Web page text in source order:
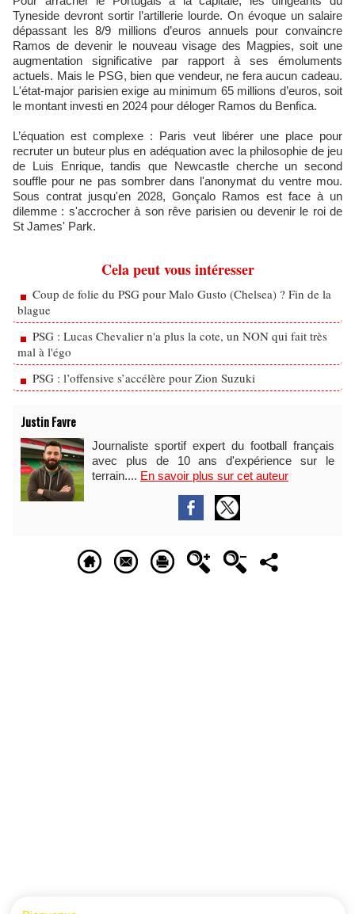
Tyneside devront sortir l’artillerie lourde. On évoque un salaire
dépassant les 8/9 millions d’euros annuels pour convaincre
Ramos de devenir le nouveau visage des Magpies, soit une
augmentation significative par rapport à ses émoluments
actuels. Mais le PSG, bien que vendeur, ne fera aucun cadeau.
L'état-major parisien exige au minimum 65 millions d’euros, soit
le montant investi en 2024 pour déloger Ramos du Benfica.
L’équation est complexe : Paris veut libérer une place pour
recruter un buteur plus en adéquation avec la philosophie de jeu
de Luis Enrique, tandis que Newcastle cherche un second
souffle pour ne pas sombrer dans l'anonymat du ventre mou.
Sous contrat jusqu'en 2028, Gonçalo Ramos est face à un
dilemme : s'accrocher à son rêve parisien ou devenir le roi de
St James' Park.
Cela peut vous intéresser
Coup de folie du PSG pour Malo Gusto (Chelsea) ? Fin de la
blague
PSG : Lucas Chevalier n'a plus la cote, un NON qui fait très
mal à l'égo
PSG : l’offensive s’accélère pour Zion Suzuki
Justin Favre
Journaliste sportif expert du football français
avec plus de 10 ans d'expérience sur le
terrain.... En savoir plus sur cet auteur